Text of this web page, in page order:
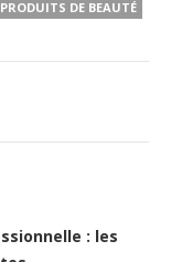
DE BEAUTÉ
: les